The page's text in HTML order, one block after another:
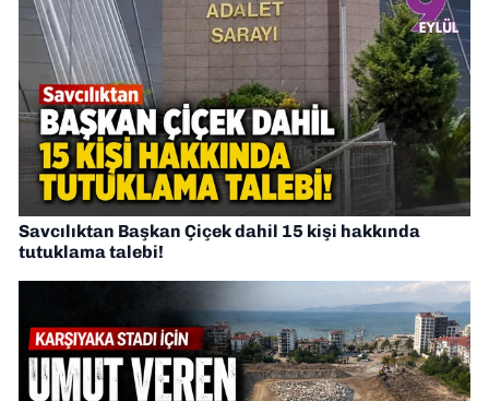
Savcılıktan Başkan Çiçek dahil 15 kişi hakkında
tutuklama talebi!